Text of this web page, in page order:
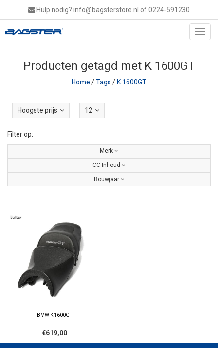
Hulp nodig? info@bagsterstore.nl of 0224-591230
Producten getagd met K 1600GT
Home /Tags /K 1600GT
Hoogste prijs 12
Filter op:
Merk
CC Inhoud
Bouwjaar
BMW K 1600GT
€619,00